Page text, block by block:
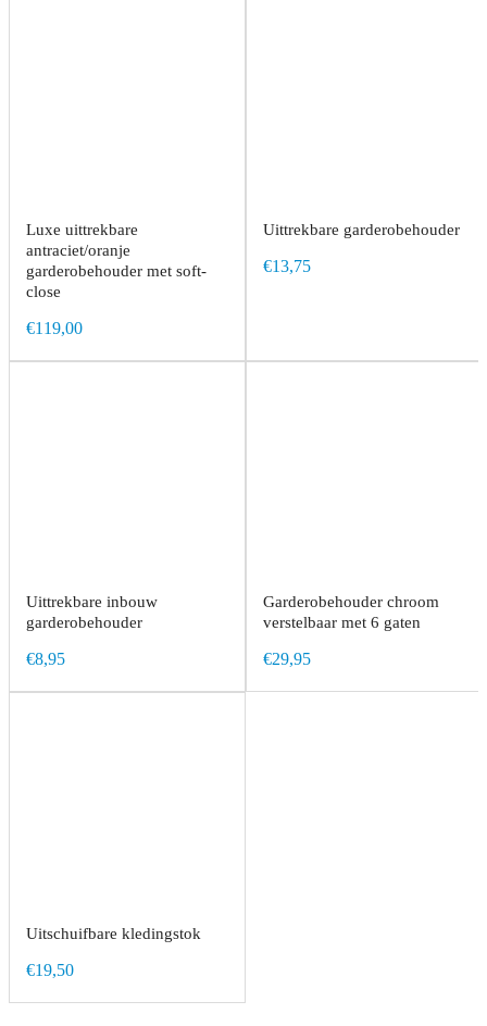
Luxe uittrekbare
antraciet/oranje
garderobehouder met soft-
close
€119,00
Uittrekbare garderobehouder
€13,75
Uittrekbare inbouw
garderobehouder
€8,95
Garderobehouder chroom
verstelbaar met 6 gaten
€29,95
Uitschuifbare kledingstok
€19,50